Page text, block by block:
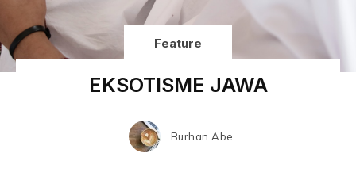
Feature
EKSOTISME JAWA
Burhan Abe